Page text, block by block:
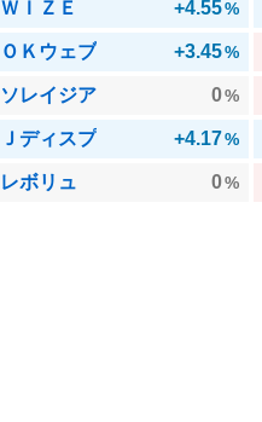
ＷＩＺＥ +4.55%
ＯＫウェブ +3.45%
ソレイジア 0%
Ｊディスプ +4.17%
レボリュ 0%